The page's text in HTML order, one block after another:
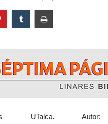
UTalca. Autor: